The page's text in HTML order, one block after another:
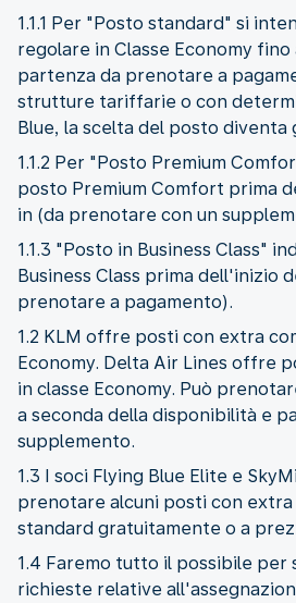
1.1.1 Per "Posto standard" si
regolare in Classe Economy fino
partenza da prenotare a
strutture tariffarie o con
Blue, la scelta del posto
1.1.2 Per "Posto Premium
posto Premium Comfort prima
in (da prenotare con un
1.1.3 "Posto in Business Class"
Business Class prima dell'inizio
prenotare a pagamento).
1.2 KLM offre posti con extra
Economy. Delta Air Lines offre
in classe Economy. Può
a seconda della disponibilità e
supplemento.
1.3 I soci Flying Blue Elite e
prenotare alcuni posti con
standard gratuitamente o a
1.4 Faremo tutto il possibile per
richieste relative